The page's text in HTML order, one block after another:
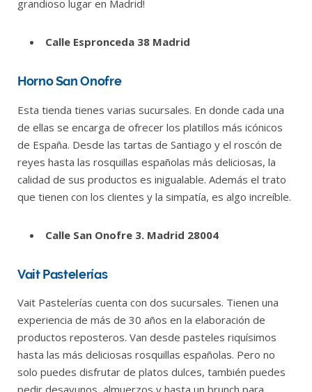
grandioso lugar en Madrid!
Calle Espronceda 38 Madrid
Horno San Onofre
Esta tienda tienes varias sucursales. En donde cada una
de ellas se encarga de ofrecer los platillos más icónicos
de España. Desde las tartas de Santiago y el roscón de
reyes hasta las rosquillas españolas más deliciosas, la
calidad de sus productos es inigualable. Además el trato
que tienen con los clientes y la simpatía, es algo increíble.
Calle San Onofre 3. Madrid 28004
Vait Pastelerías
Vait Pastelerías cuenta con dos sucursales. Tienen una
experiencia de más de 30 años en la elaboración de
productos reposteros. Van desde pasteles riquísimos
hasta las más deliciosas rosquillas españolas. Pero no
solo puedes disfrutar de platos dulces, también puedes